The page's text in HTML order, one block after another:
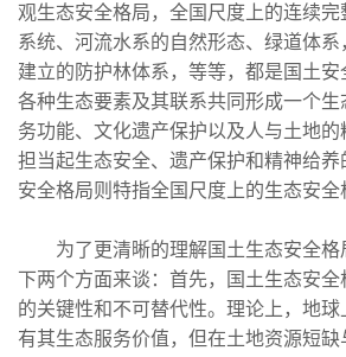
观生态安全格局，全国尺度上的连续
系统、河流水系的自然形态、绿道体
建立的防护林体系，等等，都是国土
各种生态要素及其联系共同形成一个
务功能、文化遗产保护以及人与土地的
担当起生态安全、遗产保护和精神给
安全格局则特指全国尺度上的生态安全
为了更清晰的理解国土生态安全格
下两个方面来谈：首先，国土生态安
的关键性和不可替代性。理论上，地
有其生态服务价值，但在土地资源短缺